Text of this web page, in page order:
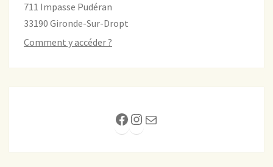
711 Impasse Pudéran
33190 Gironde-Sur-Dropt
Comment y accéder ?
Facebook
Instagram
E-mail